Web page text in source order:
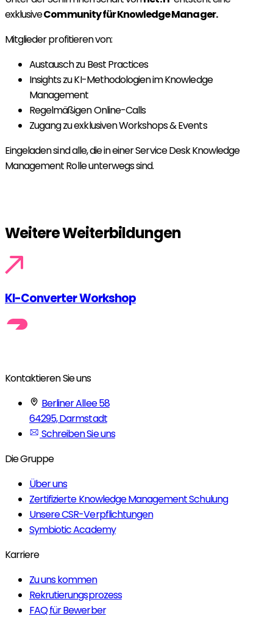
exklusiveCommunity für Knowledge Manager.
Mitglieder profitieren von:
Austausch zu Best Practices
Insights zu KI-Methodologien im Knowledge
Management
Regelmäßigen Online-Calls
Zugang zu exklusiven Workshops & Events
Eingeladen sind alle, die in einer Service Desk Knowledge
Management Rolle unterwegs sind.
Weitere Weiterbildungen
KI-Converter Workshop
Kontaktieren Sie uns
Berliner Allee 58
64295, Darmstadt
Schreiben Sie uns
Die Gruppe
Über uns
Zertifizierte Knowledge Management Schulung
Unsere CSR-Verpflichtungen
Symbiotic Academy
Karriere
Zu uns kommen
Rekrutierungsprozess
FAQ für Bewerber